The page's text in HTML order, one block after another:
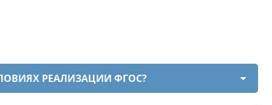
РЕАЛИЗАЦИИ ФГОС?